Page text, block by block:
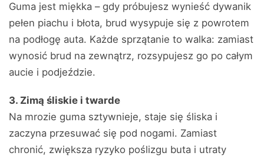
Guma jest miękka – gdy próbujesz wynieść dywanik
pełen piachu i błota, brud wysypuje się z powrotem
na podłogę auta. Każde sprzątanie to walka: zamiast
wynosić brud na zewnątrz, rozsypujesz go po całym
aucie i podjeździe.
3. Zimą śliskie i twarde
Na mrozie guma sztywnieje, staje się śliska i
zaczyna przesuwać się pod nogami. Zamiast
chronić, zwiększa ryzyko poślizgu buta i utraty